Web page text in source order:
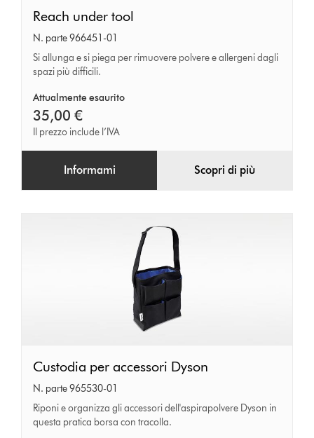
Reach
under
tool
Reach under tool
N. parte 966451-01
Si allunga e si piega per rimuovere polvere e allergeni dagli
spazi più difficili.
Attualmente esaurito
35,00 €
Il prezzo include l’IVA
Informami Scopri di più
Custodia
per
accessori
Dyson
Custodia per accessori Dyson
N. parte 965530-01
Riponi e organizza gli accessori dell'aspirapolvere Dyson in
questa pratica borsa con tracolla.